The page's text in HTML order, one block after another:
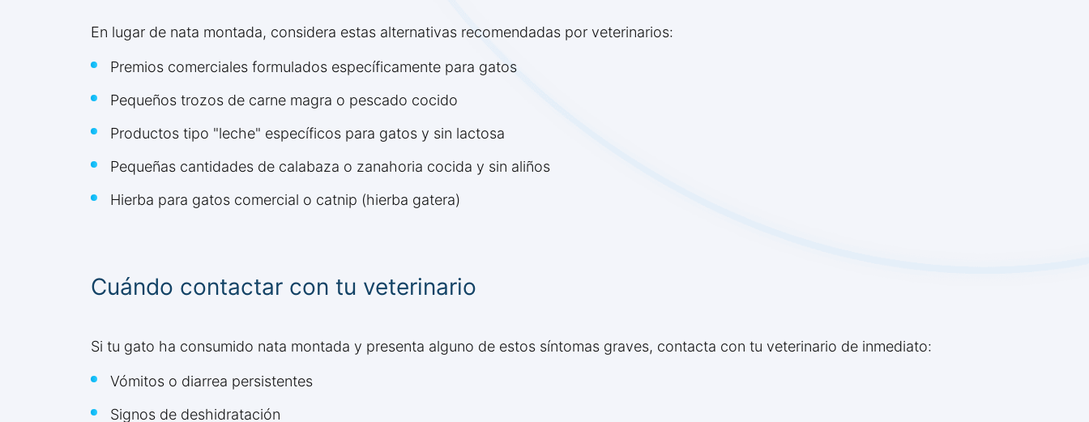
En lugar de nata montada, considera estas alternativas recomendadas por veterinarios:
Premios comerciales formulados específicamente para gatos
Pequeños trozos de carne magra o pescado cocido
Productos tipo "leche" específicos para gatos y sin lactosa
Pequeñas cantidades de calabaza o zanahoria cocida y sin aliños
Hierba para gatos comercial o catnip (hierba gatera)
Cuándo contactar con tu veterinario
Si tu gato ha consumido nata montada y presenta alguno de estos síntomas graves, contacta con tu veterinario de inmediato:
Vómitos o diarrea persistentes
Signos de deshidratación